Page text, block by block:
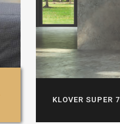
KLOVER SUPER 7